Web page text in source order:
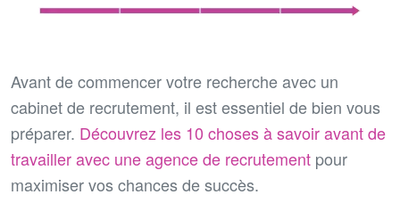
Avant de commencer votre recherche avec un
cabinet de recrutement, il est essentiel de bien vous
préparer. Découvrez les 10 choses à savoir avant de
travailler avec une agence de recrutement pour
maximiser vos chances de succès.